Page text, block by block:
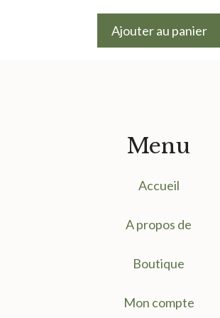
actuel
Ajouter au panier
Menu
Accueil
A propos de
Boutique
Mon compte